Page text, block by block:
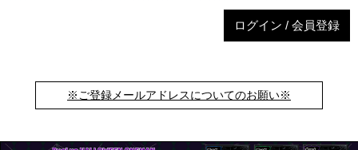
ログイン / 会員登録
※ご登録メールアドレスについてのお願い※